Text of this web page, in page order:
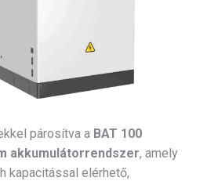
párosítva a BAT 100
akkumulátorrendszer, amely
kapacitással elérhető,